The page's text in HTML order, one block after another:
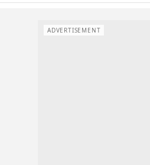
ADVERTISEMENT